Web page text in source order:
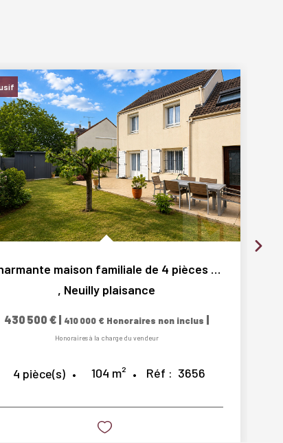
Charmante maison familiale de 4 pièces au Village de...
, Neuilly plaisance
430 500 € | 410 000 € Honoraires non inclus |
Honoraires à la charge du vendeur
4 pièce(s) 104 m² Réf : 3656